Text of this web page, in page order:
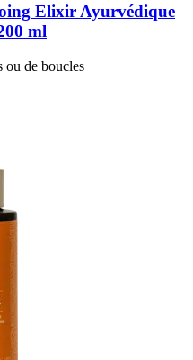
Elixir Ayurvédique
ml
ou de boucles